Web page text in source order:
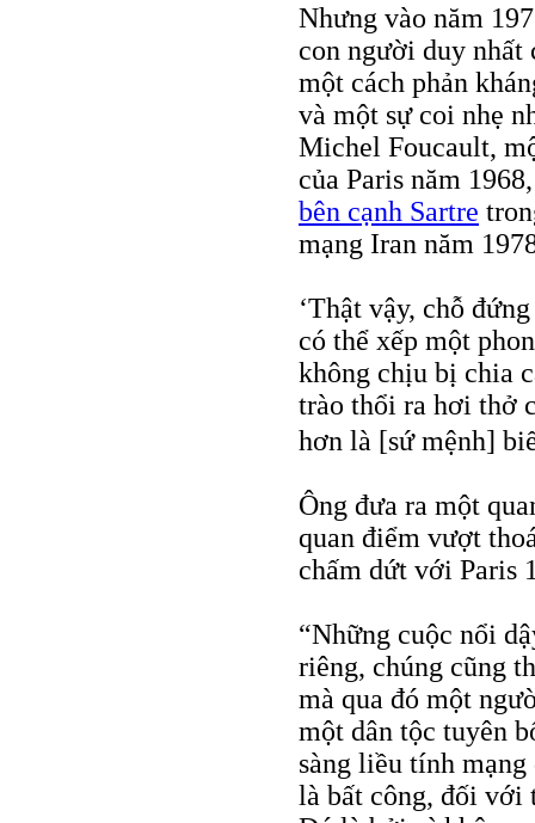
Nhưng vào năm
con người duy nhất
một cách phản
và một sự coi nhẹ
Michel Foucault,
của Paris năm
bên cạnh Sartre
mạng Iran năm
‘Thật vậy, chỗ
có thể xếp một
không chịu bị chia
trào thổi ra hơi thở
hơn là [sứ mệnh]
Ông đưa ra một
quan điểm vượt
chấm dứt với Paris
“Những cuộc nổi
riêng, chúng cũng
mà qua đó một
một dân tộc tuyên
sàng liều tính
là bất công, đối với